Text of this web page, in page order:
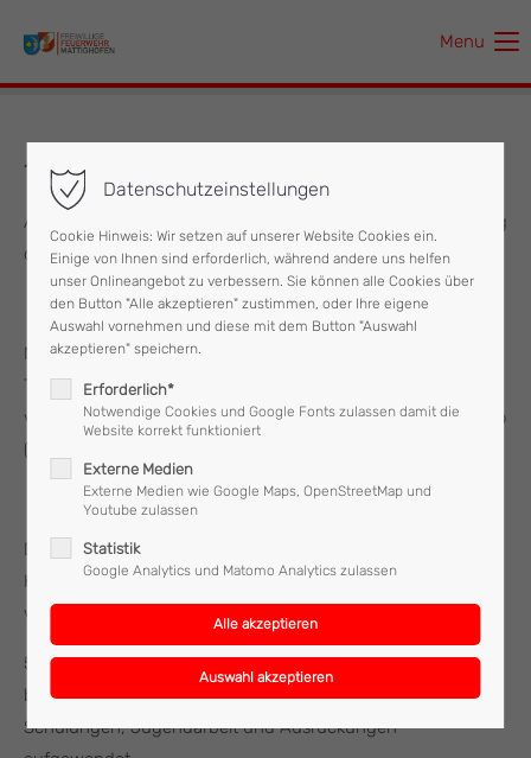
Der Eintrag "offcanvas-col1" existiert leider nicht.
Der Eintrag "offcanvas-col3" existiert leider nicht.
Der Eintrag "offcanvas-col4" existiert leider nicht.
Menu
151. Vollversammlung
Am Samstag, den 29. Februar fand die 151. Vollversammlung
der Freiwilligen Feuerwehr Mattighofen statt.
Nach der Eröffnung durch HBI Roman Vorreiter folgte ein
Totengedenken. Dieses Jahr wurde vor allem an die
verstorbenen Kameraden Georg Gärtner und Franz Kalischko
(Partnerfeuerwehr FF Ittling) gedacht.
Der Schriftführer AW Thomas Gamperer und der
Kassenführer AW Harald Daxner berichteten über das
vergangene Jahr.
50 Technische sowie 19 Brandeinsätze wurden 2019
bewältigt und zahlreiche Stunden für Übungen,
Schulungen, Jugendarbeit und Ausrückungen
Datenschutzeinstellungen
Cookie Hinweis: Wir setzen auf unserer Website Cookies ein.
Einige von Ihnen sind erforderlich, während andere uns helfen
unser Onlineangebot zu verbessern. Sie können alle Cookies über
den Button "Alle akzeptieren" zustimmen, oder Ihre eigene
Auswahl vornehmen und diese mit dem Button "Auswahl
akzeptieren" speichern.
Erforderlich*
Notwendige Cookies und Google Fonts zulassen damit die
Website korrekt funktioniert
Externe Medien
Externe Medien wie Google Maps, OpenStreetMap und
Youtube zulassen
Statistik
Google Analytics und Matomo Analytics zulassen